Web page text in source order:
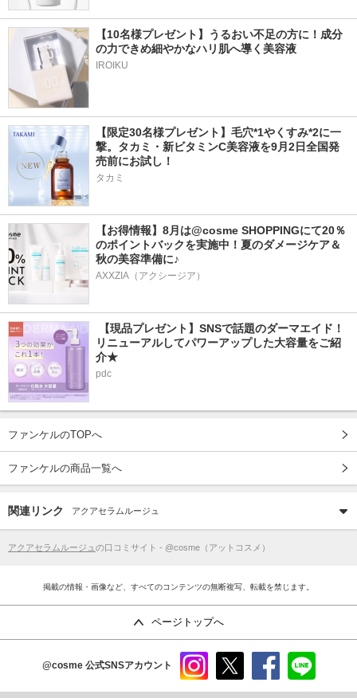
【10名様プレゼント】うるおい不足の方に！成分
の力できめ細やかなハリ肌へ導く美容液
IROIKU
【限定30名様プレゼント】毛穴*1やくすみ*2に一
撃。タカミ・新ビタミンC美容液を9月2日全国発
売前にお試し！
タカミ
【お得情報】8月は@cosme SHOPPINGにて20％
のポイントバックを実施中！夏のダメージケア＆
秋の美容準備に♪
AXXZIA（アクシージア）
【現品プレゼント】SNSで話題のダーマエイド！
リニューアルしてパワーアップした大容量をご紹
介★
pdc
ファンケルのTOPへ
ファンケルの商品一覧へ
関連リンク アクアセラムルージュ
アクアセラムルージュ の口コミサイト - @cosme（アットコスメ）
掲載の情報・画像など、すべてのコンテンツの無断複写、転載を禁じます。
ページトップへ
@cosme 公式SNSアカウント